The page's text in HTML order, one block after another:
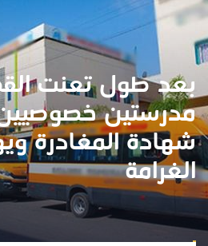
بعد طول تعنت
مدرستين
شهادة المغادرة
الغرامة